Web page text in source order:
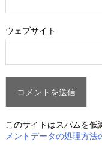
ウェブサイト
このサイトはスパムを低
メントデータの処理方